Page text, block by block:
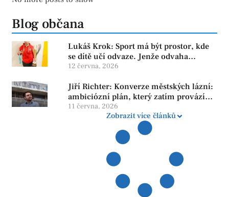
Blog občana
Lukáš Krok: Sport má být prostor, kde
se dítě učí odvaze. Jenže odvaha
neroste tam, kde se bojí udělat chybu.
12 června, 2026
Jiří Richter: Konverze městských lázní:
ambiciózní plán, který zatím provází
více otazníků než jistot
11 června, 2026
Zobrazit více článků